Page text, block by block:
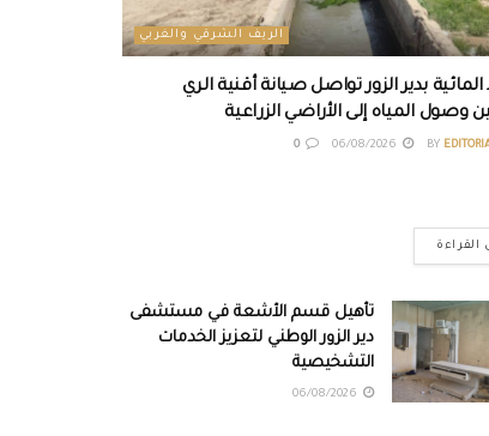
الريف الشرقي والغربي
المائية بدير الزور تواصل صيانة أقنية الري
وصول المياه إلى الأراضي الزراعية
BY
0
القراءة
تأهيل قسم الأشعة في مستشفى
دير الزور الوطني لتعزيز الخدمات
التشخيصية